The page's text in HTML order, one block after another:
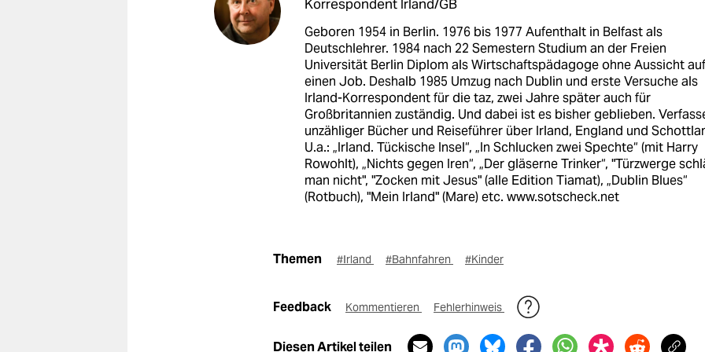
Korrespondent Irland/GB
Geboren 1954 in Berlin. 1976 bis 1977 Aufenthalt in Belfast als
Deutschlehrer. 1984 nach 22 Semestern Studium an der Freien
Universität Berlin Diplom als Wirtschaftspädagoge ohne Aussicht auf
einen Job. Deshalb 1985 Umzug nach Dublin und erste Versuche als
Irland-Korrespondent für die taz, zwei Jahre später auch für
Großbritannien zuständig. Und dabei ist es bisher geblieben.
unzähliger Bücher und Reiseführer über Irland, England und
U.a.: „Irland. Tückische Insel“, „In Schlucken zwei Spechte“ (mit Harry
Rowohlt), „Nichts gegen Iren“, „Der gläserne Trinker“, "Türzwerge
man nicht", "Zocken mit Jesus" (alle Edition Tiamat), „Dublin Blues“
(Rotbuch), "Mein Irland" (Mare) etc. www.sotscheck.net
Themen #Irland #Bahnfahren #Kinder
Feedback Kommentieren Fehlerhinweis
Diesen Artikel teilen